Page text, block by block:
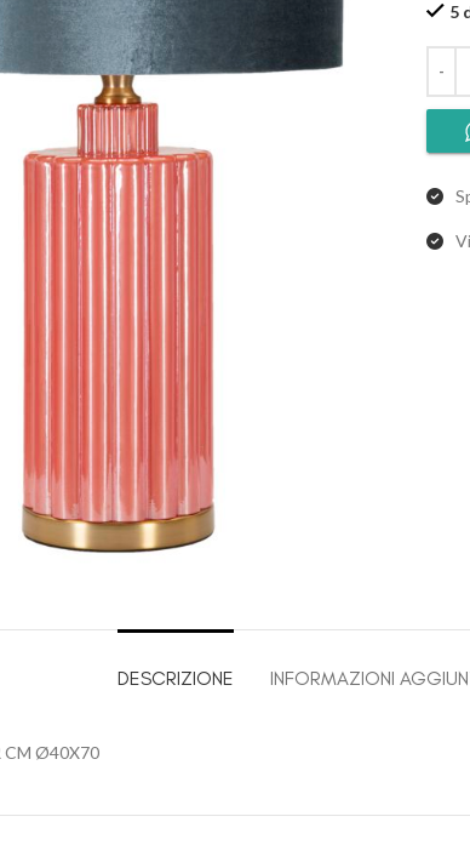
ingrandire
5
DESCRIZIONE INFORMAZIONI
CM Ø40X70